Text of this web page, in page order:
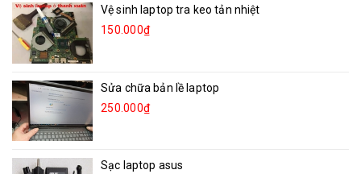
Vệ sinh laptop tra keo tản nhiệt
150.000₫
Sửa chữa bản lề laptop
250.000₫
Sạc laptop asus